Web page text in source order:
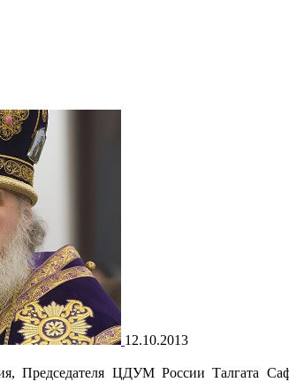
12.10.2013
Председателя ЦДУМ России Талгата